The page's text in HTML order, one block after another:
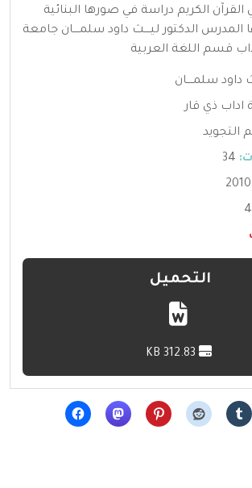
الكريم دراسة في صورها البنائية
المدرس الدكتور ليــــث داود سلمــــان جامعة
قسم اللغة العربية
داود سلمــــان
اداب ذي قار
التجويد
34
2010
التحميل